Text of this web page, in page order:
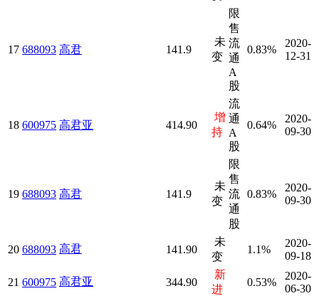
17 688093 高君 141.9
未
变
限
售
流
通
A
股
0.83%
2020-
12-31
18 600975 高君亚 414.90
增
持
流
通
A
股
0.64%
2020-
09-30
19 688093 高君 141.9
未
变
限
售
流
通
股
0.83%
2020-
09-30
20 688093 高君 141.90
未
变
1.1%
2020-
09-18
21 600975 高君亚 344.90
新
进
0.53%
2020-
06-30